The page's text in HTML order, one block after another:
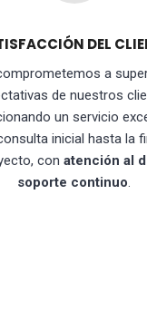
DEL
a
de nuestros
un servicio
inicial hasta la
con atención al
soporte continuo.